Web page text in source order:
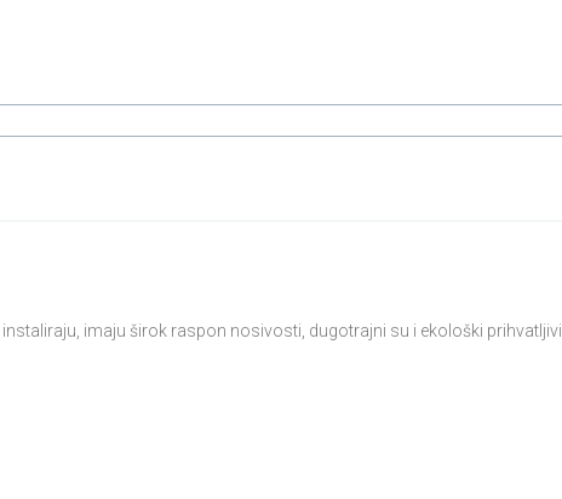
imaju širok raspon nosivosti, dugotrajni su i ekološki prihvatljivi.